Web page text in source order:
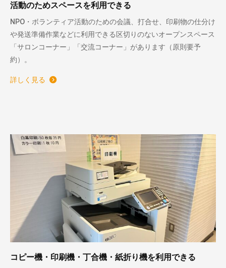
活動のためスペースを利用できる
NPO・ボランティア活動のための会議、打合せ、印刷物の仕分け
や発送準備作業などに利用できる区切りのないオープンスペース
「サロンコーナー」「交流コーナー」があります（原則要予
約）。
詳しく見る
コピー機・印刷機・丁合機・紙折り機を利用できる